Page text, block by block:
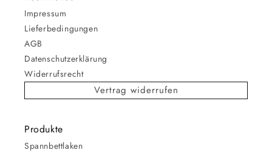
Impressum
Lieferbedingungen
AGB
Datenschutzerklärung
Widerrufsrecht
Vertrag widerrufen
Produkte
Spannbettlaken